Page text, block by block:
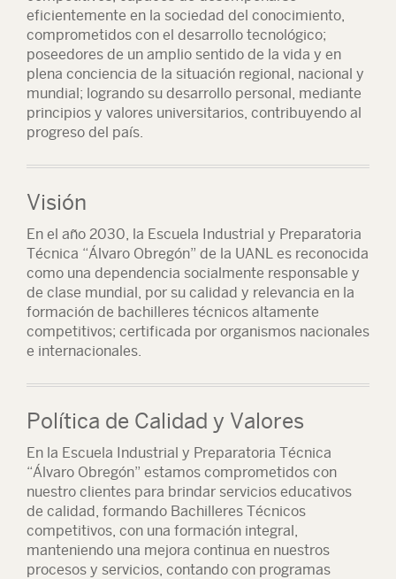
eficientemente en la sociedad del conocimiento,
comprometidos con el desarrollo tecnológico;
poseedores de un amplio sentido de la vida y en
plena conciencia de la situación regional, nacional y
mundial; logrando su desarrollo personal, mediante
principios y valores universitarios, contribuyendo al
progreso del país.
Visión
En el año 2030, la Escuela Industrial y Preparatoria
Técnica “Álvaro Obregón” de la UANL es reconocida
como una dependencia socialmente responsable y
de clase mundial, por su calidad y relevancia en la
formación de bachilleres técnicos altamente
competitivos; certificada por organismos nacionales
e internacionales.
Política de Calidad y Valores
En la Escuela Industrial y Preparatoria Técnica
“Álvaro Obregón” estamos comprometidos con
nuestro clientes para brindar servicios educativos
de calidad, formando Bachilleres Técnicos
competitivos, con una formación integral,
manteniendo una mejora continua en nuestros
procesos y servicios, contando con programas